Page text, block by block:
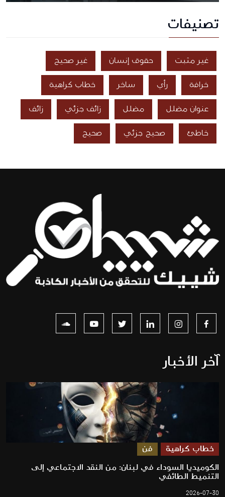
تصنيفات
غير مثبت حقوق إنسان غير صحيح
خرافة رأي ساخر خطاب كراهية
عنوان مضلل مضلل زائف جزئي زائف
خاطئ صحيح جزئي صحيح
آخر الأخبار
خطاب كراهية فن
الكوميديا السوداء في لبنان: من النقد الاجتماعي إلى
التنميط الطائفي
2026-07-30